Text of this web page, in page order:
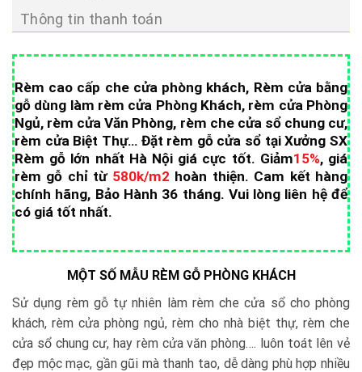
Thông tin thanh toán
Rèm cao cấp che cửa phòng khách, Rèm cửa bằng
gỗ dùng làm rèm cửa Phòng Khách, rèm cửa Phòng
Ngủ, rèm cửa Văn Phòng, rèm che cửa sổ chung cư,
rèm cửa Biệt Thự… Đặt rèm gỗ cửa sổ tại Xưởng SX
Rèm gỗ lớn nhất Hà Nội giá cực tốt. Giảm15%, giá
rèm gỗ chỉ từ 580k/m2 hoàn thiện. Cam kết hàng
chính hãng, Bảo Hành 36 tháng. Vui lòng liên hệ để
có giá tốt nhất.
MỘT SỐ MẪU RÈM GỖ PHÒNG KHÁCH
Sử dụng rèm gỗ tự nhiên làm rèm che cửa sổ cho phòng
khách, rèm cửa phòng ngủ, rèm cho nhà biệt thự, rèm che
cửa sổ chung cư, hay rèm cửa văn phòng…. luôn toát lên vẻ
đẹp mộc mạc, gần gũi mà thanh tao, dễ dàng phù hợp nhiều